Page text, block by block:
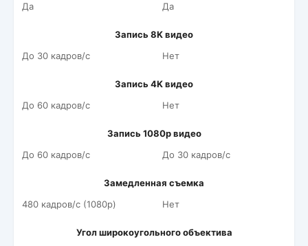
Да
Да
Запись 8K видео
До 30 кадров/c
Нет
Запись 4K видео
До 60 кадров/c
Нет
Запись 1080p видео
До 60 кадров/c
До 30 кадров/c
Замедленная съемка
480 кадров/c (1080p)
Нет
Угол широкоугольного объектива